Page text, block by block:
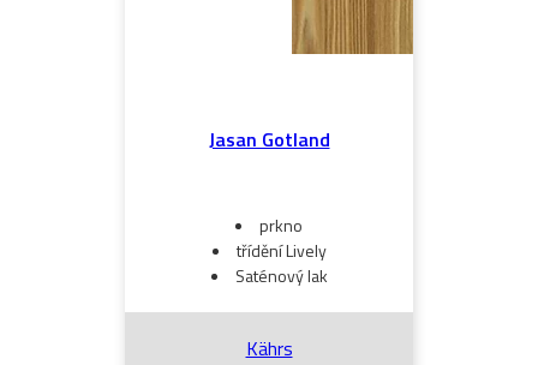
Jasan Gotland
prkno
třídění Lively
Saténový lak
Kährs